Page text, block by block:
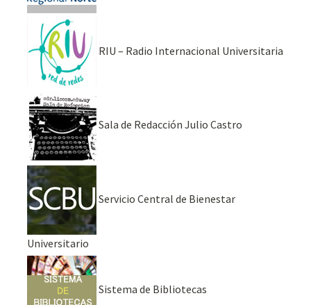
RIU – Radio Internacional Universitaria
Sala de Redacción Julio Castro
Servicio Central de Bienestar
Universitario
Sistema de Bibliotecas